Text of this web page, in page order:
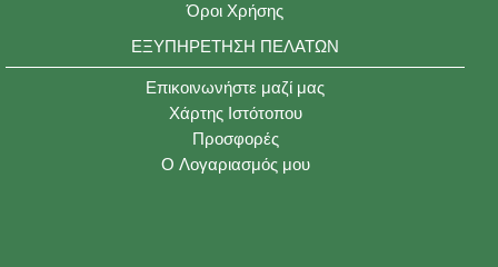
Όροι Χρήσης
ΕΞΥΠΗΡΈΤΗΣΗ ΠΕΛΑΤΏΝ
Επικοινωνήστε μαζί μας
Χάρτης Ιστότοπου
Προσφορές
O Λογαριασμός μου